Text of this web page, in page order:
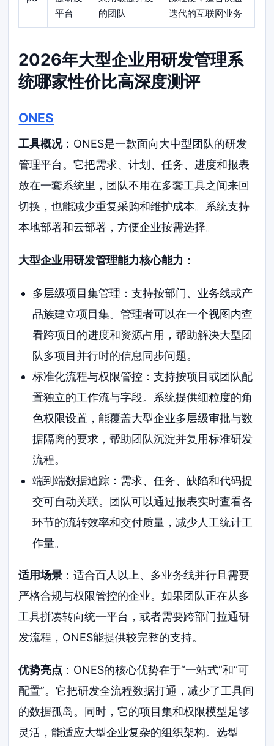
平台
的团队
迭代的互联网业务
2026年大型企业用研发管理系
统哪家性价比高深度测评
ONES
工具概况：ONES是一款面向大中型团队的研发
管理平台。它把需求、计划、任务、进度和报表
放在一套系统里，团队不用在多套工具之间来回
切换，也能减少重复采购和维护成本。系统支持
本地部署和云部署，方便企业按需选择。
大型企业用研发管理能力核心能力 ：
多层级项目集管理：支持按部门、业务线或产
品族建立项目集。管理者可以在一个视图内查
看跨项目的进度和资源占用，帮助解决大型团
队多项目并行时的信息同步问题。
标准化流程与权限管控：支持按项目或团队配
置独立的工作流与字段。系统提供细粒度的角
色权限设置，能覆盖大型企业多层级审批与数
据隔离的要求，帮助团队沉淀并复用标准研发
流程。
端到端数据追踪：需求、任务、缺陷和代码提
交可自动关联。团队可以通过报表实时查看各
环节的流转效率和交付质量，减少人工统计工
作量。
适用场景 ：适合百人以上、多业务线并行且需要
严格合规与权限管控的企业。如果团队正在从多
工具拼凑转向统一平台，或者需要跨部门拉通研
发流程，ONES能提供较完整的支持。
优势亮点 ：ONES的核心优势在于“一站式”和“可
配置”。它把研发全流程数据打通，减少了工具间
的数据孤岛。同时，它的项目集和权限模型足够
灵活，能适应大型企业复杂的组织架构。选型